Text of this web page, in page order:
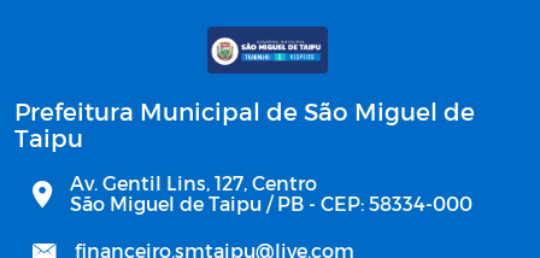
Prefeitura Municipal de São Miguel de
Taipu
Av. Gentil Lins, 127, Centro
São Miguel de Taipu / PB - CEP: 58334-000
financeiro.smtaipu@live.com